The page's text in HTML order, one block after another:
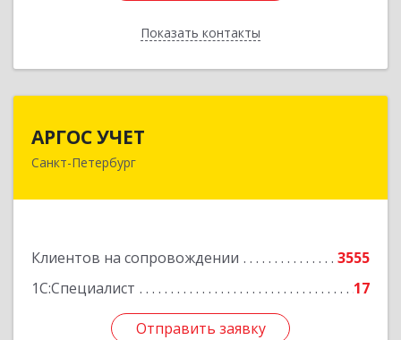
Показать контакты
Назад
АРГОС УЧЕТ
Санкт-Петербург
Клиентов на сопровождении
3555
1С:Специалист
17
Отправить заявку
196191, Санкт-Петербург г, Конституции пл,
Отправить заявку